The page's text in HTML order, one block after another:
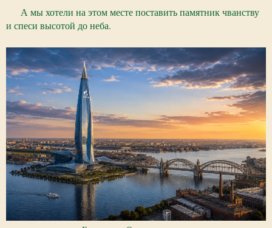
А мы хотели на этом месте поставить памятник чванству
и спеси высотой до неба.